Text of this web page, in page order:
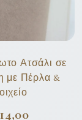
Ατσάλι σε
Πέρλα &
14,00